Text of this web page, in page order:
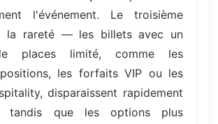
l'événement. Le troisième
la rareté — les billets avec un
places limité, comme les
les forfaits VIP ou les
disparaissent rapidement
tandis que les options plus